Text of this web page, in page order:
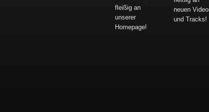
fleißig an
unserer
Homepage!
neuen
und Tracks!